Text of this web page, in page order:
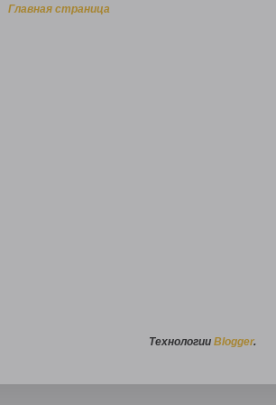
Главная страница
Технологии Blogger.